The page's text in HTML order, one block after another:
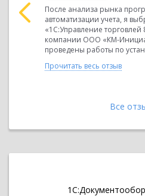
ООО
После анализа рынка
автоматизации учета, я
«1С:Управление торговлей
компании ООО «КМ-
проведены работы по
Прочитать весь отзыв
Все